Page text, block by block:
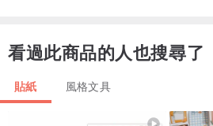
▶尺寸- 10.5 x 14
▶商品選項
- Pink、Blue、Purple、Black = 左 5 張
看過此商品的人也搜尋了
貼紙 風格文具